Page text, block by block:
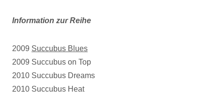
Information zur Reihe
2009 Succubus Blues
2009 Succubus on Top
2010 Succubus Dreams
2010 Succubus Heat